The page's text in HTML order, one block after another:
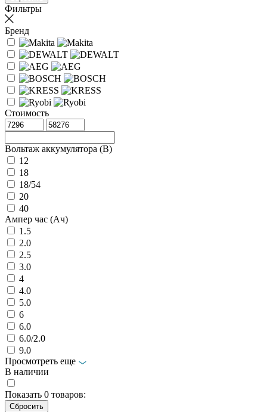
Фильтры
Бренд
Стоимость
Вольтаж аккумулятора (В)
12
18
18/54
20
40
Ампер час (Ач)
1.5
2.0
2.5
3.0
4
4.0
5.0
6
6.0
6.0/2.0
9.0
Просмотреть еще
В наличии
Показать 0 товаров: